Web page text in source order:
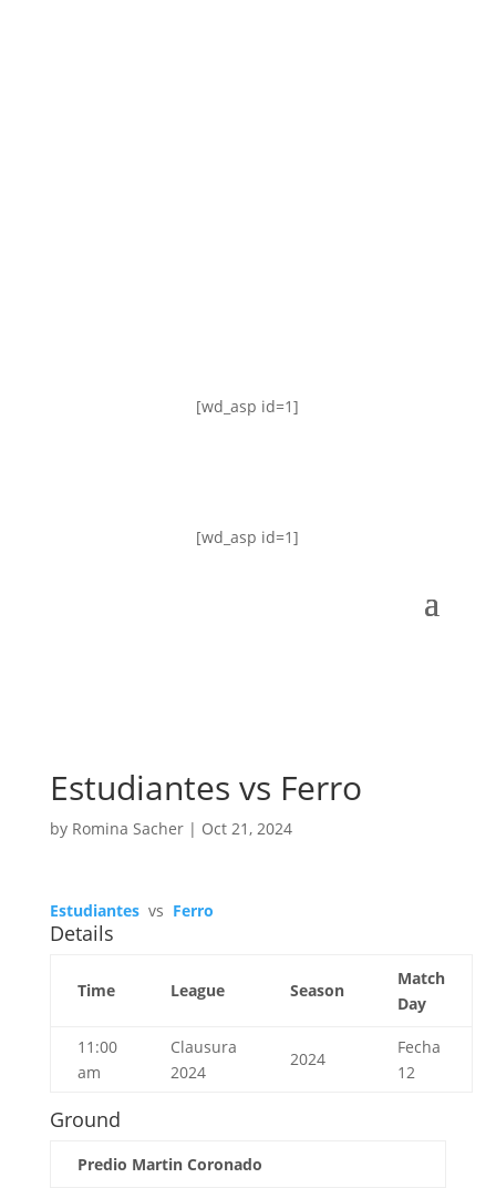
[wd_asp id=1]
[wd_asp id=1]
Estudiantes vs Ferro
by Romina Sacher| Oct 21, 2024
Estudiantes vs Ferro
Details
Time League Season
Match
Day
11:00
am
Clausura
2024
2024
Fecha
12
Ground
Predio Martin Coronado